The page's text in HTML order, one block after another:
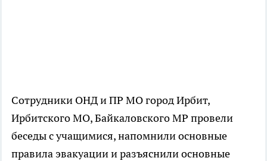
Сотрудники ОНД и ПР МО город Ирбит,
Ирбитского МО, Байкаловского МР провели
беседы с учащимися, напомнили основные
правила эвакуации и разъяснили основные